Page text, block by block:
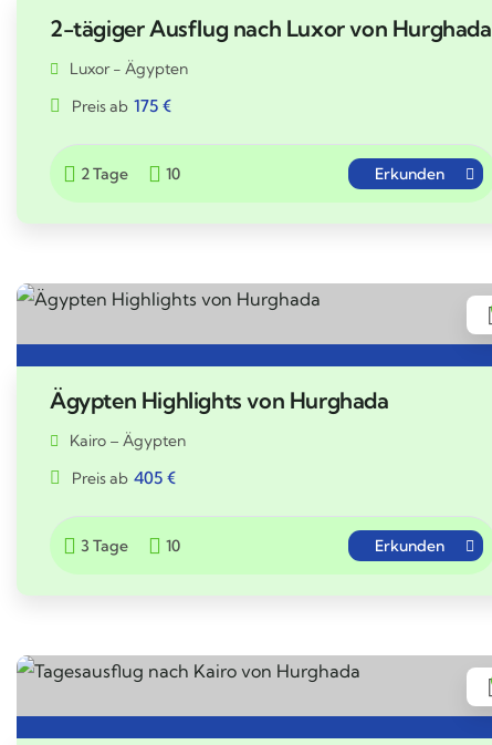
2-tägiger Ausflug nach Luxor von Hurghada
Luxor - Ägypten
Preis ab 175 €
2 Tage 10 Erkunden
Ägypten Highlights von Hurghada
Kairo – Ägypten
Preis ab 405 €
3 Tage 10 Erkunden